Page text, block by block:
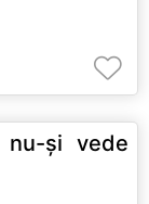
şi vede